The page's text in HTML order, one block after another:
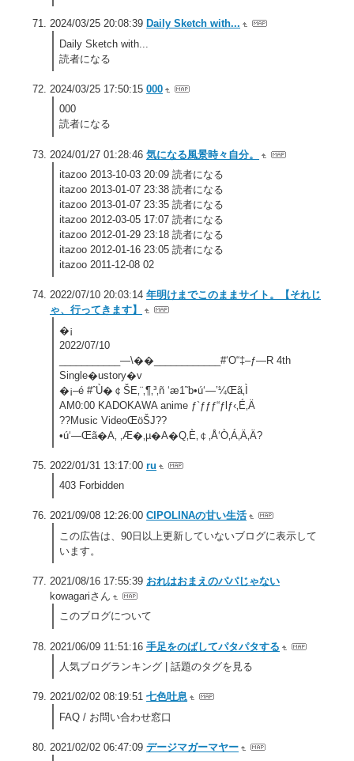
2024/03/25 20:08:39 Daily Sketch with...
Daily Sketch with...
読者になる
2024/03/25 17:50:15 000
000
読者になる
2024/01/27 01:28:46 気になる風景時々自分。
itazoo 2013-10-03 20:09 読者になる
itazoo 2013-01-07 23:38 読者になる
itazoo 2013-01-07 23:35 読者になる
itazoo 2012-03-05 17:07 読者になる
itazoo 2012-01-29 23:18 読者になる
itazoo 2012-01-16 23:05 読者になる
itazoo 2011-12-08 02
2022/07/10 20:03:14 年明けまでこのままサイト。【それじ
ゃ、行ってきます】
�¡
2022/07/10
___________—\��____________#‘O“‡–ƒ—R 4th
Single�ustory�v
�¡–é #ˆÙ�￠ŠE‚¨‚¶‚³‚ñ ‘æ1˜b•ú‘—’¼Œã‚Ì
AM0:00 KADOKAWA anime ƒ`ƒƒƒ“ƒlƒ‹‚É‚Ä
??Music VideoŒöŠJ??
•ú‘—Œã�A‚ ‚Æ�­‚µ�A�Q‚È‚￠‚Å‘Ò‚Á‚Ä‚Ä?
2022/01/31 13:17:00 ru
403 Forbidden
2021/09/08 12:26:00 CIPOLINAの甘い生活
この広告は、90日以上更新していないブログに表示して
います。
2021/08/16 17:55:39 おれはおまえのパパじゃない
kowagariさん
このブログについて
2021/06/09 11:51:16 手足をのばしてパタパタする
人気ブログランキング | 話題のタグを見る
2021/02/02 08:19:51 七色吐息
FAQ / お問い合わせ窓口
2021/02/02 06:47:09 デージマガーマヤー